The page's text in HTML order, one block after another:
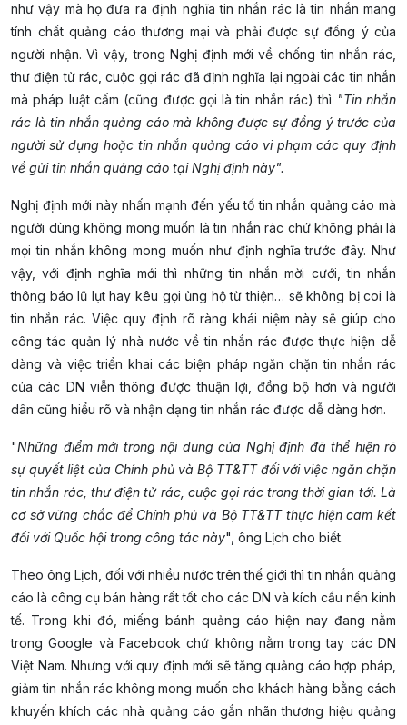
như vậy mà họ đưa ra định nghĩa tin nhắn rác là tin nhắn mang
tính chất quảng cáo thương mại và phải được sự đồng ý của
người nhận. Vì vậy, trong Nghị định mới về chống tin nhắn rác,
thư điện tử rác, cuộc gọi rác đã định nghĩa lại ngoài các tin nhắn
mà pháp luật cấm (cũng được gọi là tin nhắn rác) thì "Tin nhắn
rác là tin nhắn quảng cáo mà không được sự đồng ý trước của
người sử dụng hoặc tin nhắn quảng cáo vi phạm các quy định
về gửi tin nhắn quảng cáo tại Nghị định này".
Nghị định mới này nhấn mạnh đến yếu tố tin nhắn quảng cáo mà
người dùng không mong muốn là tin nhắn rác chứ không phải là
mọi tin nhắn không mong muốn như định nghĩa trước đây. Như
vậy, với định nghĩa mới thì những tin nhắn mời cưới, tin nhắn
thông báo lũ lụt hay kêu gọi ủng hộ từ thiện… sẽ không bị coi là
tin nhắn rác. Việc quy định rõ ràng khái niệm này sẽ giúp cho
công tác quản lý nhà nước về tin nhắn rác được thực hiện dễ
dàng và việc triển khai các biện pháp ngăn chặn tin nhắn rác
của các DN viễn thông được thuận lợi, đồng bộ hơn và người
dân cũng hiểu rõ và nhận dạng tin nhắn rác được dễ dàng hơn.
"Những điểm mới trong nội dung của Nghị định đã thể hiện rõ
sự quyết liệt của Chính phủ và Bộ TT&TT đối với việc ngăn chặn
tin nhắn rác, thư điện tử rác, cuộc gọi rác trong thời gian tới. Là
cơ sở vững chắc để Chính phủ và Bộ TT&TT thực hiện cam kết
đối với Quốc hội trong công tác này", ông Lịch cho biết.
Theo ông Lịch, đối với nhiều nước trên thế giới thì tin nhắn quảng
cáo là công cụ bán hàng rất tốt cho các DN và kích cầu nền kinh
tế. Trong khi đó, miếng bánh quảng cáo hiện nay đang nằm
trong Google và Facebook chứ không nằm trong tay các DN
Việt Nam. Nhưng với quy định mới sẽ tăng quảng cáo hợp pháp,
giảm tin nhắn rác không mong muốn cho khách hàng bằng cách
khuyến khích các nhà quảng cáo gắn nhãn thương hiệu quảng